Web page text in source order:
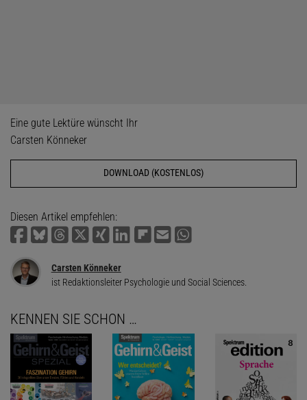
Eine gute Lektüre wünscht Ihr
Carsten Könneker
DOWNLOAD (KOSTENLOS)
Diesen Artikel empfehlen:
Carsten Könneker
ist Redaktionsleiter Psychologie und Social Sciences.
KENNEN SIE SCHON …